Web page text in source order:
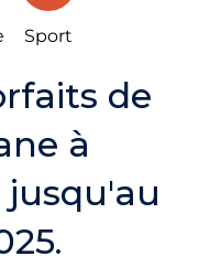
Sport
de
à